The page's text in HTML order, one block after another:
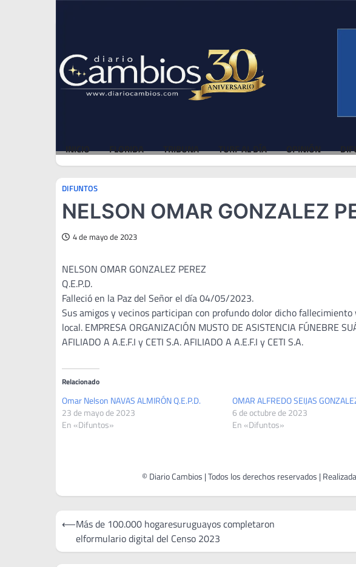
INICIO FLORIDA TRIBUNA TURF AL DÍA OPINIÓN
DIFUNTOS
NELSON OMAR GONZALEZ
4 de mayo de 2023
NELSON OMAR GONZALEZ PEREZ
Q.E.P.D.
Falleció en la Paz del Señor el día 04/05/2023.
Sus amigos y vecinos participan con profundo dolor dicho
local. EMPRESA ORGANIZACIÓN MUSTO DE ASISTENCIA FÚNEBRE
AFILIADO A A.E.F.I y CETI S.A. AFILIADO A A.E.F.I y CETI S.A.
Relacionado
Omar Nelson NAVAS ALMIRÓN Q.E.P.D.
23 de mayo de 2023
En «Difuntos»
OMAR ALFREDO SEIJAS
6 de octubre de 2023
En «Difuntos»
Navegación
entradas
⟵Más de 100.000 hogaresuruguayos completaron
elformulario digital del Censo 2023